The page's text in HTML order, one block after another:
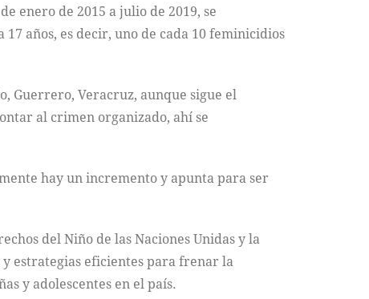
enero de 2015 a julio de 2019, se
años, es decir, uno de cada 10 feminicidios
Guerrero, Veracruz, aunque sigue el
al crimen organizado, ahí se
hay un incremento y apunta para ser
del Niño de las Naciones Unidas y la
estrategias eficientes para frenar la
y adolescentes en el país.